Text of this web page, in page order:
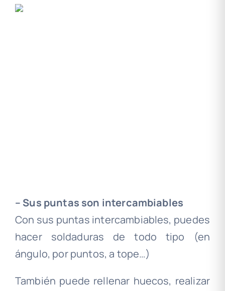
– Sus puntas son intercambiables
Con sus puntas intercambiables, puedes
hacer soldaduras de todo tipo (en
ángulo, por puntos, a tope…)
También puede rellenar huecos, realizar